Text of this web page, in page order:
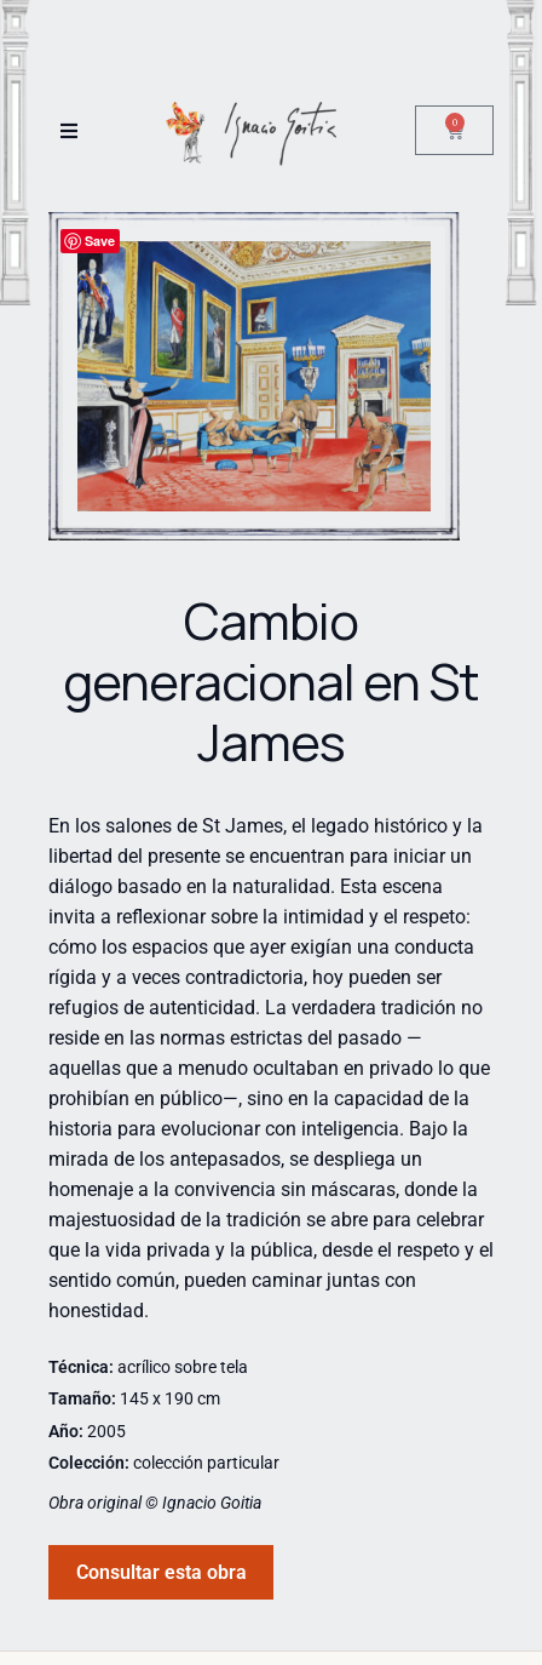
0
Save
Cambio
generacional en St
James
En los salones de St James, el legado histórico y la
libertad del presente se encuentran para iniciar un
diálogo basado en la naturalidad. Esta escena
invita a reflexionar sobre la intimidad y el respeto:
cómo los espacios que ayer exigían una conducta
rígida y a veces contradictoria, hoy pueden ser
refugios de autenticidad. La verdadera tradición no
reside en las normas estrictas del pasado —
aquellas que a menudo ocultaban en privado lo que
prohibían en público—, sino en la capacidad de la
historia para evolucionar con inteligencia. Bajo la
mirada de los antepasados, se despliega un
homenaje a la convivencia sin máscaras, donde la
majestuosidad de la tradición se abre para celebrar
que la vida privada y la pública, desde el respeto y el
sentido común, pueden caminar juntas con
honestidad.
Técnica: acrílico sobre tela
Tamaño: 145 x 190 cm
Año: 2005
Colección: colección particular
Obra original © Ignacio Goitia
Consultar esta obra